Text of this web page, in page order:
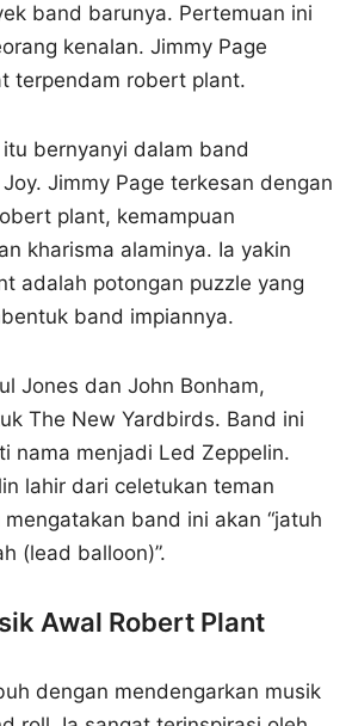
band barunya. Pertemuan ini
kenalan. Jimmy Page
terpendam robert plant.
bernyanyi dalam band
Jimmy Page terkesan dengan
plant, kemampuan
kharisma alaminya. Ia yakin
adalah potongan puzzle yang
band impiannya.
Jones dan John Bonham,
The New Yardbirds. Band ini
nama menjadi Led Zeppelin.
lahir dari celetukan teman
band ini akan “jatuh
(lead balloon)”.
Awal Robert Plant
dengan mendengarkan musik